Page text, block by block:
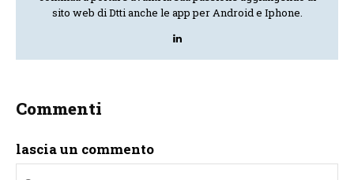
sito web di Dtti anche le app per Android e Iphone.
Commenti
lascia un commento